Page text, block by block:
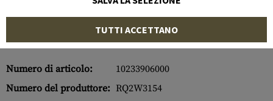
Numero di articolo:
10233906000
Numero del produttore: RQ2W3154
TUTTI ACCETTANO